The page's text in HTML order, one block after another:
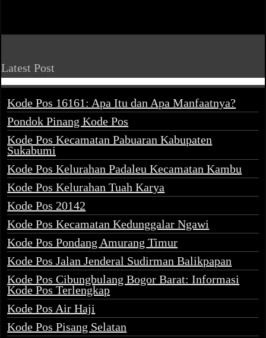
Latest Post
Kode Pos 16161: Apa Itu dan Apa Manfaatnya?
Pondok Pinang Kode Pos
Kode Pos Kecamatan Pabuaran Kabupaten
Sukabumi
Kode Pos Kelurahan Padaleu Kecamatan Kambu
Kode Pos Kelurahan Tuah Karya
Kode Pos 20142
Kode Pos Kecamatan Kedunggalar Ngawi
Kode Pos Pondang Amurang Timur
Kode Pos Jalan Jenderal Sudirman Balikpapan
Kode Pos Cibungbulang Bogor Barat: Informasi
Kode Pos Terlengkap
Kode Pos Air Haji
Kode Pos Pisang Selatan